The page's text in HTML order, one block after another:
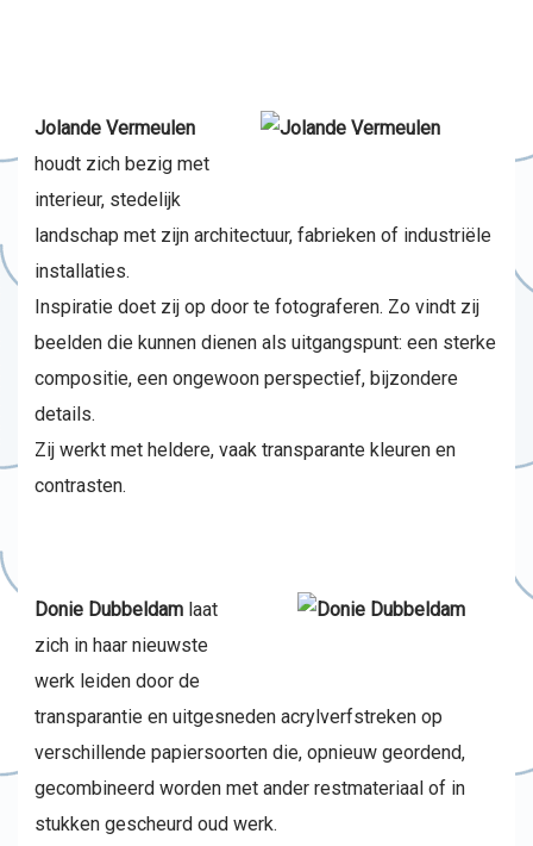
Jolande Vermeulen
houdt zich bezig met
interieur, stedelijk
landschap met zijn architectuur, fabrieken of industriële
installaties.
Inspiratie doet zij op door te fotograferen. Zo vindt zij
beelden die kunnen dienen als uitgangspunt: een sterke
compositie, een ongewoon perspectief, bijzondere
details.
Zij werkt met heldere, vaak transparante kleuren en
contrasten.
Donie Dubbeldam laat
zich in haar nieuwste
werk leiden door de
transparantie en uitgesneden acrylverfstreken op
verschillende papiersoorten die, opnieuw geordend,
gecombineerd worden met ander restmateriaal of in
stukken gescheurd oud werk.